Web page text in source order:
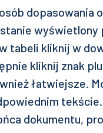
dopasowania
tabeli kliknij w
kliknij znak
łatwiejsze.
dokumentu,